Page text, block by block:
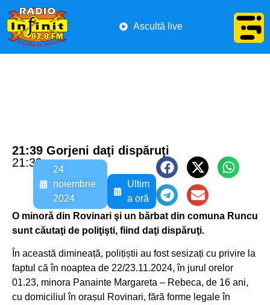
Ascultă live
21:39 Gorjeni daţi dispăruţi
21:39
24
noiembrie
2024
Ultim
a oră
O minoră din Rovinari şi un bărbat din comuna Runcu
sunt căutaţi de poliţişti, fiind daţi dispăruţi.
În această dimineață, polițiștii au fost sesizați cu privire la
faptul că în noaptea de 22/23.11.2024, în jurul orelor
01.23, minora Panainte Margareta – Rebeca, de 16 ani,
cu domiciliul în orașul Rovinari, fără forme legale în